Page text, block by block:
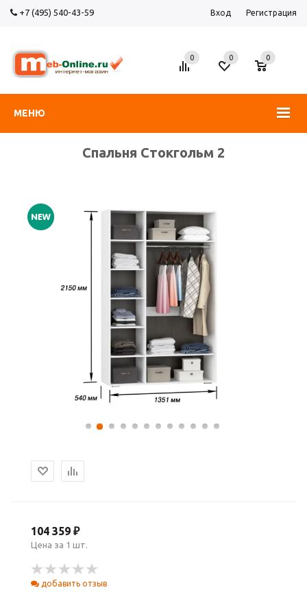
+7 (495) 540-43-59 Вход Регистрация
МЕНЮ
0 0
0
Спальня Стокгольм 2
104 359 ₽
Цена за 1 шт.
добавить отзыв